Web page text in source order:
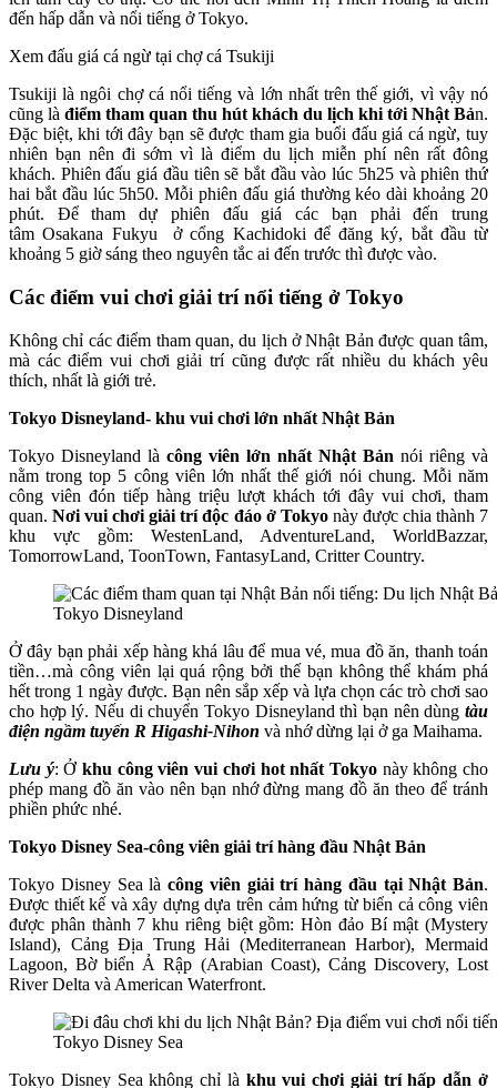
đến hấp dẫn và nổi tiếng ở Tokyo.
Xem đấu giá cá ngừ tại chợ cá Tsukiji
Tsukiji là ngôi chợ cá nổi tiếng và lớn nhất trên thế giới, vì vậy nó
cũng là điểm tham quan thu hút khách du lịch khi tới Nhật Bản.
Đặc biệt, khi tới đây bạn sẽ được tham gia buổi đấu giá cá ngừ, tuy
nhiên bạn nên đi sớm vì là điểm du lịch miễn phí nên rất đông
khách. Phiên đấu giá đầu tiên sẽ bắt đầu vào lúc 5h25 và phiên thứ
hai bắt đầu lúc 5h50. Mỗi phiên đấu giá thường kéo dài khoảng 20
phút. Để tham dự phiên đấu giá các bạn phải đến trung
tâm Osakana Fukyu ở cổng Kachidoki để đăng ký, bắt đầu từ
khoảng 5 giờ sáng theo nguyên tắc ai đến trước thì được vào.
Các điểm vui chơi giải trí nổi tiếng ở Tokyo
Không chỉ các điểm tham quan, du lịch ở Nhật Bản được quan tâm,
mà các điểm vui chơi giải trí cũng được rất nhiều du khách yêu
thích, nhất là giới trẻ.
Tokyo Disneyland- khu vui chơi lớn nhất Nhật Bản
Tokyo Disneyland là công viên lớn nhất Nhật Bản nói riêng và
nằm trong top 5 công viên lớn nhất thế giới nói chung. Mỗi năm
công viên đón tiếp hàng triệu lượt khách tới đây vui chơi, tham
quan.Nơi vui chơi giải trí độc đáo ở Tokyonày được chia thành 7
khu vực gồm: WestenLand, AdventureLand, WorldBazzar,
TomorrowLand, ToonTown, FantasyLand, Critter Country.
Tokyo Disneyland
Ở đây bạn phải xếp hàng khá lâu để mua vé, mua đồ ăn, thanh toán
tiền…mà công viên lại quá rộng bởi thế bạn không thể khám phá
hết trong 1 ngày được. Bạn nên sắp xếp và lựa chọn các trò chơi sao
cho hợp lý. Nếu di chuyển Tokyo Disneyland thì bạn nên dùng tàu
điện ngầm tuyến R Higashi-Nihon và nhớ dừng lại ở ga Maihama.
Lưu ý: Ởkhu công viên vui chơi hot nhất Tokyonày không cho
phép mang đồ ăn vào nên bạn nhớ đừng mang đồ ăn theo để tránh
phiền phức nhé.
Tokyo Disney Sea-công viên giải trí hàng đầu Nhật Bản
Tokyo Disney Sea là công viên giải trí hàng đầu tại Nhật Bản.
Được thiết kế và xây dựng dựa trên cảm hứng từ biển cả công viên
được phân thành 7 khu riêng biệt gồm: Hòn đảo Bí mật (Mystery
Island), Cảng Địa Trung Hải (Mediterranean Harbor), Mermaid
Lagoon, Bờ biển Ả Rập (Arabian Coast), Cảng Discovery, Lost
River Delta và American Waterfront.
Tokyo Disney Sea
Tokyo Disney Sea không chỉ là khu vui chơi giải trí hấp dẫn ở